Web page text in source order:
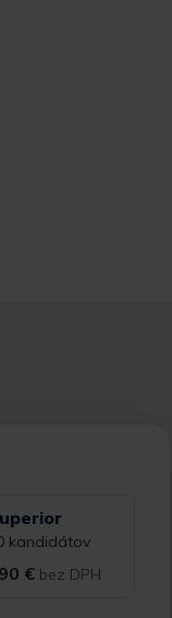
kandidátov
€ bez DPH